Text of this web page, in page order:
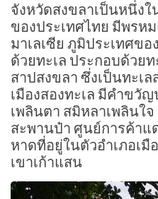
จังหวัดสงขลาเป็นหนึ่ง
ของประเทศไทย มีพรห
มาเลเซีย ภูมิประเทศข
ด้วยทะเล ประกอบด้วยท
สาปสงขลา ซึ่งเป็นทะเ
เมืองสองทะเล มีคำขวั
เพลินตา สมิหลาเพลินใ
สะพานป๋า ศูนย์การค้าแ
หาดที่อยู่ในตัวอำเภอเมื
เขาเก้าแสน